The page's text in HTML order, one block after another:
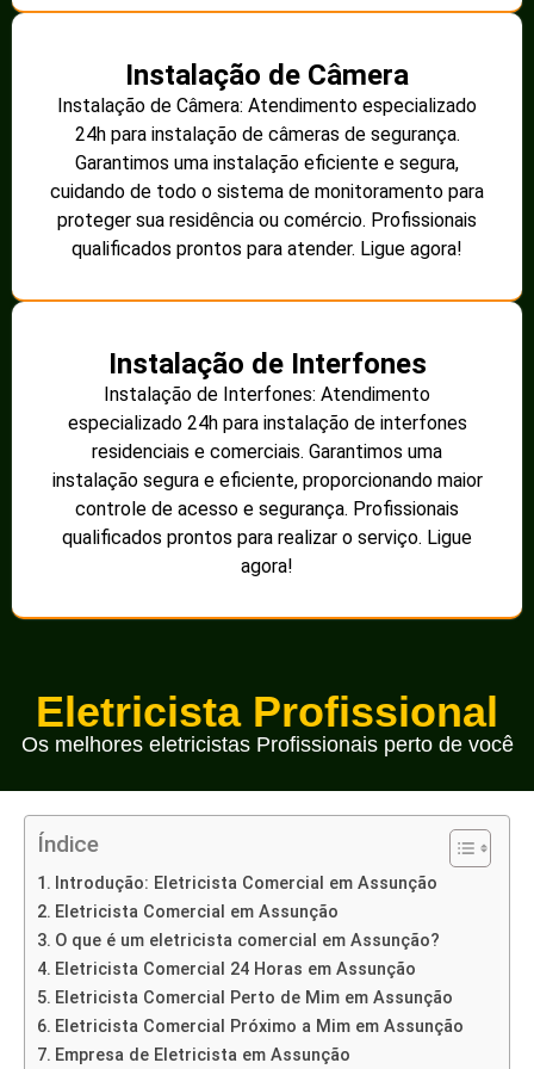
Instalação de Câmera
Instalação de Câmera: Atendimento especializado
24h para instalação de câmeras de segurança.
Garantimos uma instalação eficiente e segura,
cuidando de todo o sistema de monitoramento para
proteger sua residência ou comércio. Profissionais
qualificados prontos para atender. Ligue agora!
Instalação de Interfones
Instalação de Interfones: Atendimento
especializado 24h para instalação de interfones
residenciais e comerciais. Garantimos uma
instalação segura e eficiente, proporcionando maior
controle de acesso e segurança. Profissionais
qualificados prontos para realizar o serviço. Ligue
agora!
Eletricista Profissional
Os melhores eletricistas Profissionais perto de você
Índice
Introdução: Eletricista Comercial em Assunção
Eletricista Comercial em Assunção
O que é um eletricista comercial em Assunção?
Eletricista Comercial 24 Horas em Assunção
Eletricista Comercial Perto de Mim em Assunção
Eletricista Comercial Próximo a Mim em Assunção
Empresa de Eletricista em Assunção